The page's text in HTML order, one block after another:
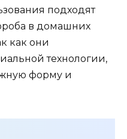
подходят
в домашних
как они
технологии,
форму и